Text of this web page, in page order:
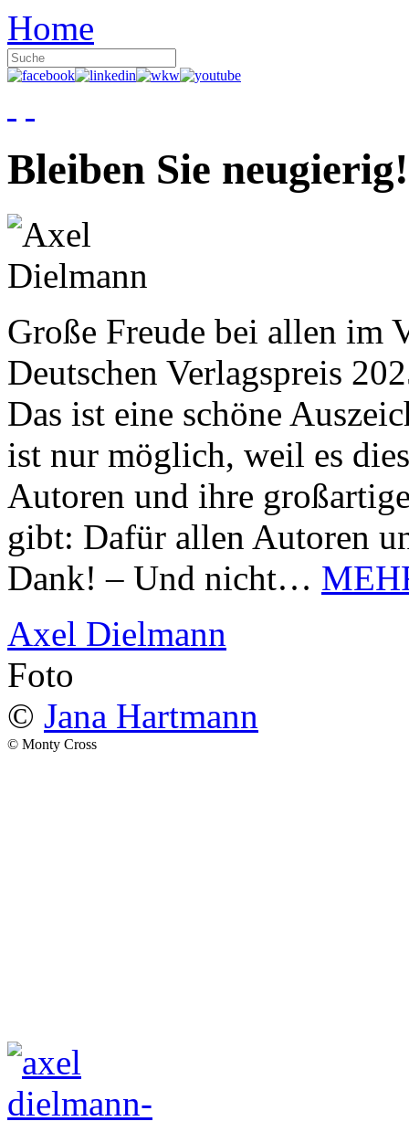
Home
Bleiben Sie neugierig!
Große Freude bei allen im
Deutschen Verlagspreis
Das ist eine schöne
ist nur möglich, weil es
Autoren und ihre
gibt: Dafür allen Autoren
Dank! – Und nicht…
Axel Dielmann
Foto
© Jana Hartmann
© Monty Cross